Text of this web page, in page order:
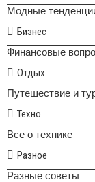
Модные
Бизнес
Финансовые
Отдых
Путешествие и
Техно
Все о технике
Разное
Разные советы